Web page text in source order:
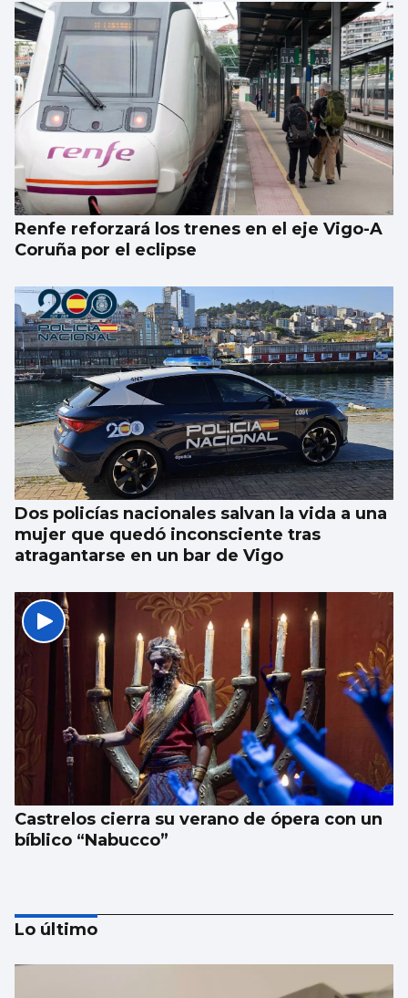
Renfe reforzará los trenes en el eje Vigo-A
Coruña por el eclipse
Dos policías nacionales salvan la vida a una
mujer que quedó inconsciente tras
atragantarse en un bar de Vigo
Castrelos cierra su verano de ópera con un
bíblico “Nabucco”
Lo último